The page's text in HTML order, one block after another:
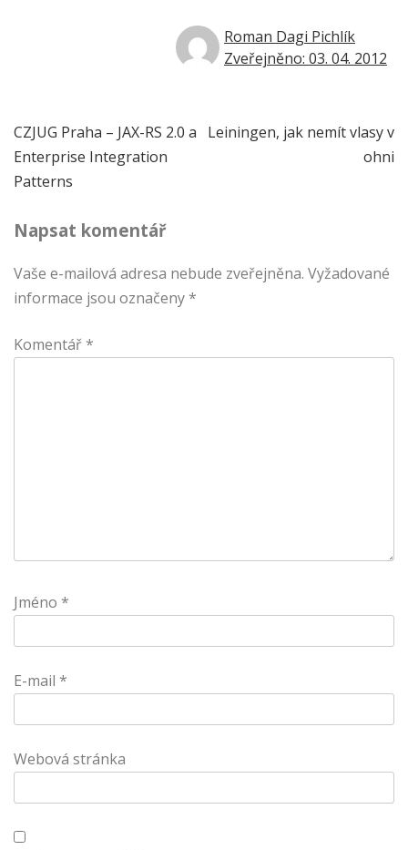
Roman Dagi Pichlík
Zveřejněno: 03. 04. 2012
Navigace
pro
CZJUG Praha – JAX-RS 2.0 a
Enterprise Integration
Patterns
Leiningen, jak nemít vlasy v
ohni
Napsat komentář
Vaše e-mailová adresa nebude zveřejněna. Vyžadované
informace jsou označeny *
Komentář *
Jméno *
E-mail *
Webová stránka